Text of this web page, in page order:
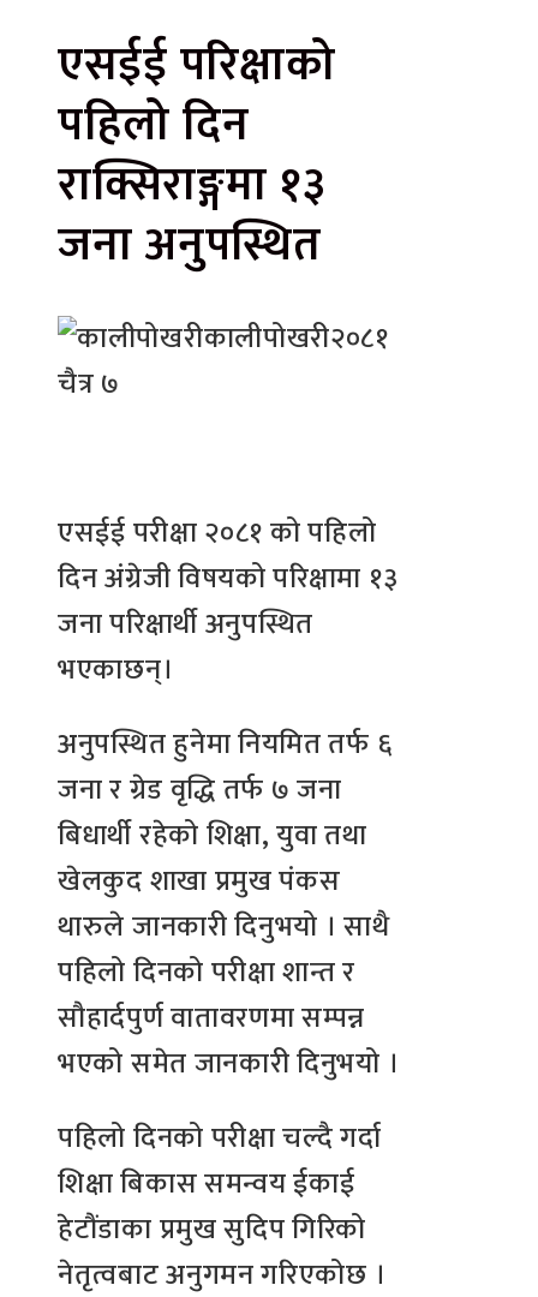
एसईई परिक्षाको
पहिलो दिन
राक्सिराङ्गमा १३
जना अनुपस्थित
कालीपोखरी२०८१
चैत्र ७
एसईई परीक्षा २०८१ को पहिलो
दिन अंग्रेजी विषयको परिक्षामा १३
जना परिक्षार्थी अनुपस्थित
भएकाछन्।
अनुपस्थित हुनेमा नियमित तर्फ ६
जना र ग्रेड वृद्धि तर्फ ७ जना
बिधार्थी रहेको शिक्षा, युवा तथा
खेलकुद शाखा प्रमुख पंकस
थारुले जानकारी दिनुभयो । साथै
पहिलो दिनको परीक्षा शान्त र
सौहार्दपुर्ण वातावरणमा सम्पन्न
भएको समेत जानकारी दिनुभयो ।
पहिलो दिनको परीक्षा चल्दै गर्दा
शिक्षा बिकास समन्वय ईकाई
हेटौंडाका प्रमुख सुदिप गिरिको
नेतृत्वबाट अनुगमन गरिएकोछ ।